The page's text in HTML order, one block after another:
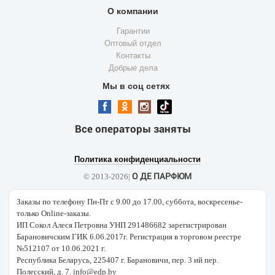
О компании
Гарантии
Оптовый отдел
Контакты
Добрые дела
Мы в соц сетях
Все операторы заняты
Политика конфиденциальности
© 2013-2026| О ДЕ ПАРФЮМ
Заказы по телефону Пн-Пт с 9.00 до 17.00, суббота, воскресенье-
только Online-заказы.
ИП Сокол Алеся Петровна УНП 291486682 зарегистрирован
Барановичским ГИК 6.06.2017г. Регистрация в торговом реестре
№512107 от 10.06.2021 г.
Республика Беларусь, 225407 г. Барановичи, пер. 3 ий пер.
Полесский, д. 7. info@edp.by